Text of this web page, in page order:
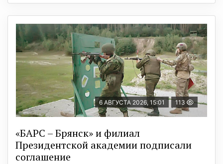
6 АВГУСТА 2026, 15:01 113
«БАРС – Брянск» и филиал
Президентской академии подписали
соглашение